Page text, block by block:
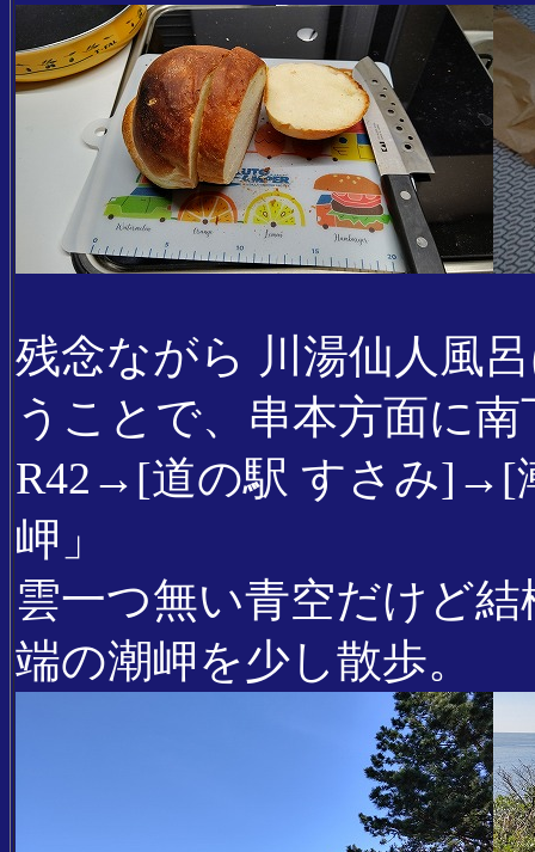
残念ながら 川湯仙人風
うことで、串本方面に
R42→[道の駅 すさみ]→[
岬」
雲一つ無い青空だけど
端の潮岬を少し散歩。